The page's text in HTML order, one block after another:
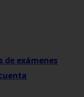
de exámenes